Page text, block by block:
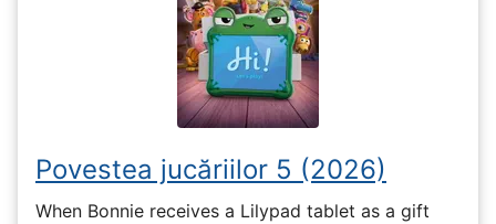
Povestea jucăriilor 5 (2026)
When Bonnie receives a Lilypad tablet as a gift